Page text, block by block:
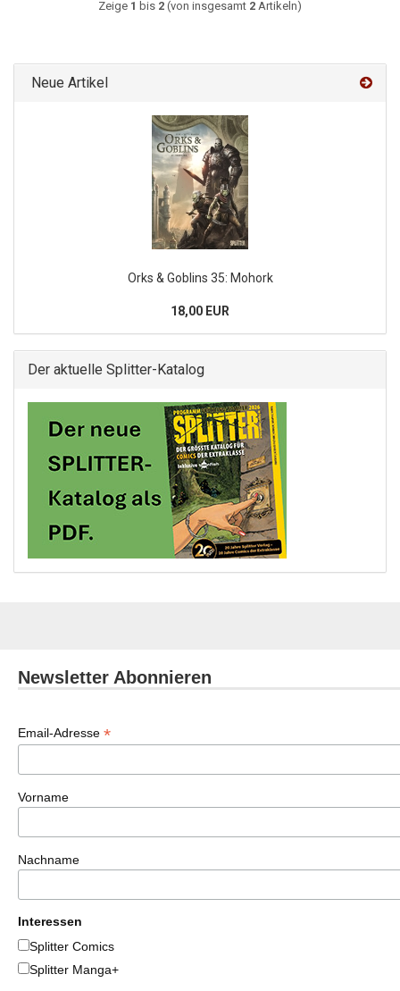
Zeige 1 bis 2 (von insgesamt 2 Artikeln)
Neue Artikel
Orks & Goblins 35: Mohork
18,00 EUR
Der aktuelle Splitter-Katalog
Newsletter Abonnieren
Email-Adresse *
Vorname
Nachname
Interessen
Splitter Comics
Splitter Manga+